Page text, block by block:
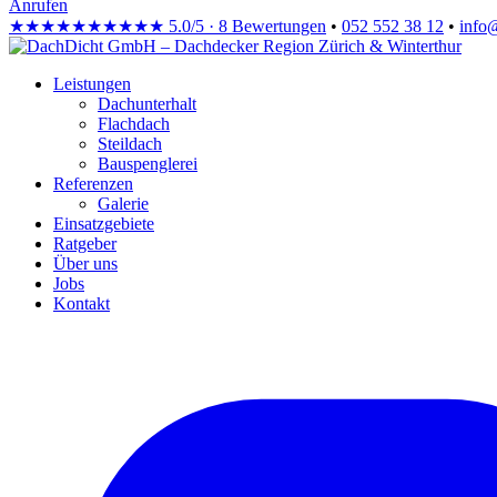
Anrufen
★★★★★★★★★★ 5.0/5 · 8 Bewertungen • 052 552 38 12 •
Leistungen
Dachunterhalt
Flachdach
Steildach
Bauspenglerei
Referenzen
Galerie
Einsatzgebiete
Ratgeber
Über uns
Jobs
Kontakt